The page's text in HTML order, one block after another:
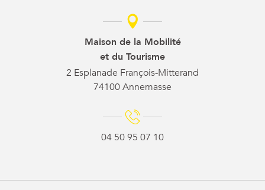
Maison de la Mobilité
et du Tourisme
2 Esplanade François-Mitterand
74100 Annemasse
04 50 95 07 10